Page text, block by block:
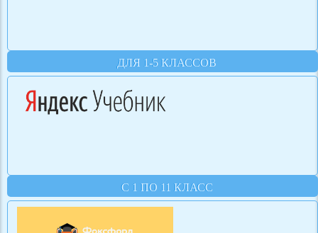
ДЛЯ 1-5 КЛАССОВ
С 1 ПО 11 КЛАСС